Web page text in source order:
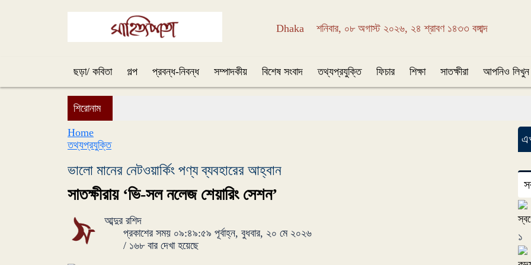
Dhaka শনিবার, ০৮ অগাস্ট ২০২৬, ২৪ শ্রাবণ ১৪৩৩ বঙ্গাব্দ
ছড়া/ কবিতা গল্প প্রবন্ধ-নিবন্ধ সম্পাদকীয় বিশেষ সংবাদ তথ্যপ্রযুক্তি ফিচার শিক্ষা সাতক্ষীরা আপনিও লিখুন
শিরোনাম
Home
তথ্যপ্রযুক্তি
ভালো মানের নেটওয়ার্কিং পণ্য ব্যবহারের আহ্বান
সাতক্ষীরায় ‘ভি-সল নলেজ শেয়ারিং সেশন’
আব্দুর রশিদ
প্রকাশের সময় ০৯:৪৯:৫৯ পূর্বাহ্ন, বুধবার, ২০ মে ২০২৬
/ ১৬৮ বার দেখা হয়েছে
১